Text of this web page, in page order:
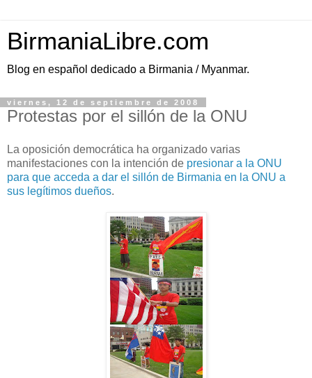
BirmaniaLibre.com
Blog en español dedicado a Birmania / Myanmar.
viernes, 12 de septiembre de 2008
Protestas por el sillón de la ONU
La oposición democrática ha organizado varias
manifestaciones con la intención de presionar a la ONU
para que acceda a dar el sillón de Birmania en la ONU a
sus legítimos dueños.